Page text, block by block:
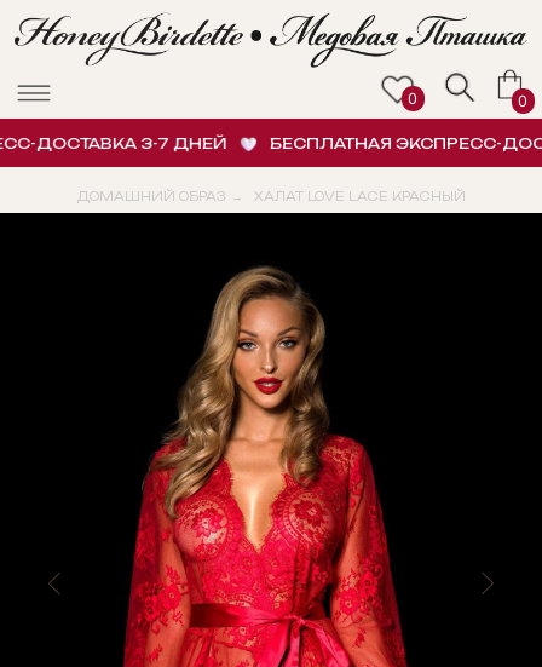
ДОСТАВКА 3-7 ДНЕЙ БЕСПЛАТНАЯ ЭКСПРЕСС-
ДОМАШНИЙ ОБРАЗ → ХАЛАТ LOVE LACE КРАСНЫЙ